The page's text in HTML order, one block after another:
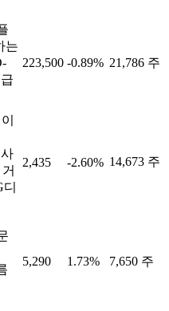
는
223,500 -0.89% 21,786 주
2,435 -2.60% 14,673 주
5,290 1.73% 7,650 주